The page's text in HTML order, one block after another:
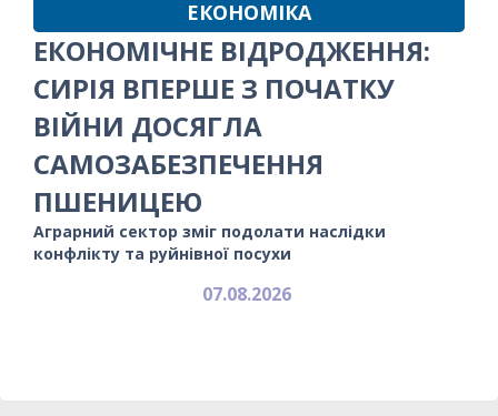
ЕКОНОМІКА
ЕКОНОМІЧНЕ ВІДРОДЖЕННЯ:
СИРІЯ ВПЕРШЕ З ПОЧАТКУ
ВІЙНИ ДОСЯГЛА
САМОЗАБЕЗПЕЧЕННЯ
ПШЕНИЦЕЮ
Аграрний сектор зміг подолати наслідки
конфлікту та руйнівної посухи
07.08.2026